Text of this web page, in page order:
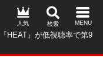
HEAT』が低視聴率で第9
人気